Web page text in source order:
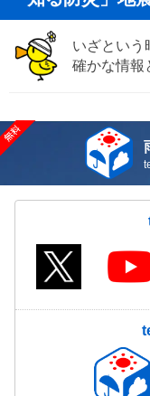
いざという
確かな情報